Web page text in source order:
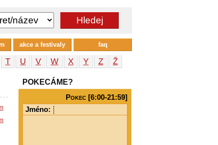
T U V W X Y Z
Ž
POKECÁME?
Pokec [6:00-21:59]
Jméno:
akce a festivaly faq